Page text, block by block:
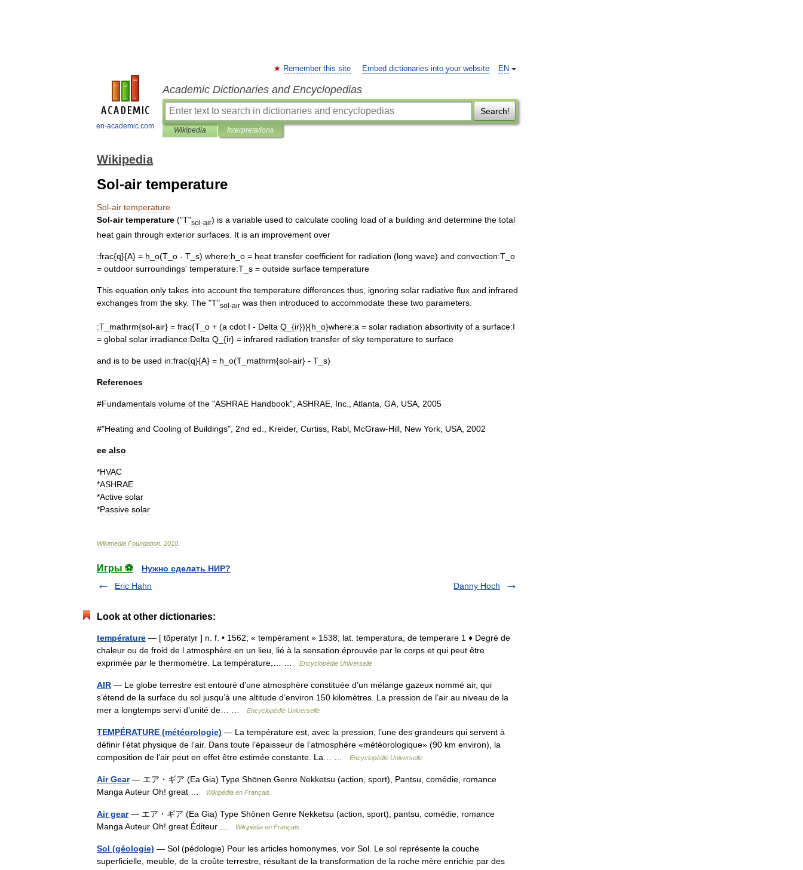
en-academic.com
EN
Remember this site Embed dictionaries into your website
Academic Dictionaries and Encyclopedias
Search!
Wikipedia Interpretations
Wikipedia
Sol-air temperature
Sol-air temperature
Sol-air temperature ("T"sol-air) is a variable used to calculate cooling load of a building and determine the total
heat gain through exterior surfaces It is an improvement over
:frac{q}{A} = h o(T o - T s) where:h o = heat transfer coefficient for radiation (long wave) and convection:T o
= outdoor surroundings' temperature:T s = outside surface temperature
This equation only takes into account the temperature differences thus ignoring solar radiative flux and infrared
exchanges from the sky. The "T"sol-air was then introduced to accommodate these two parameters
:T mathrm{sol-air} = frac{T o + (a cdot I - Delta Q _{ir})}{h o}where:a = solar radiation absortivity of a surface:I
= global solar irradiance:Delta Q _{ir} = infrared radiation transfer of sky temperature to surface
and is to be used in:frac{q}{A} = h o(T mathrm{sol-air} - T s)
References
#Fundamentals volume of the "ASHRAE Handbook", ASHRAE Inc Atlanta GA USA 2005
#"Heating and Cooling of Buildings", 2nd ed Kreider, Curtiss Rabl McGraw-Hill New York USA 2002
ee also
*HVAC
*ASHRAE
*Active solar
*Passive solar
Wikimedia Foundation 2010
Игры ⚽
Нужно сделать НИР?
Eric Hahn
Danny Hoch
Look at other dictionaries:
température — [ tɑ̃peratyr ] n. f. • 1562; « tempérament » 1538; lat. temperatura, de temperare 1 ♦ Degré de
chaleur ou de froid de l atmosphère en un lieu, lié à la sensation éprouvée par le corps et qui peut être
exprimée par le thermomètre. La température,… …
Encyclopédie Universelle
AIR — Le globe terrestre est entouré d’une atmosphère constituée d’un mélange gazeux nommé air, qui
s’étend de la surface du sol jusqu’à une altitude d’environ 150 kilomètres. La pression de l’air au niveau de la
mer a longtemps servi d’unité de… …
Encyclopédie Universelle
TEMPÉRATURE (météorologie) — La température est, avec la pression, l’une des grandeurs qui servent à
définir l’état physique de l’air. Dans toute l’épaisseur de l’atmosphère «météorologique» (90 km environ), la
composition de l’air peut en effet être estimée constante. La… …
Encyclopédie Universelle
Air Gear— エア・ギア (Ea Gia) Type Shōnen Genre Nekketsu (action, sport), Pantsu, comédie, romance
Manga Auteur Oh! great …
Wikipédia en Français
Air gear— エア・ギア (Ea Gia) Type Shōnen Genre Nekketsu (action, sport), pantsu, comédie, romance
Manga Auteur Oh! great Éditeur …
Wikipédia en Français
Sol (géologie) — Sol (pédologie) Pour les articles homonymes, voir Sol. Le sol représente la couche
superficielle, meuble, de la croûte terrestre, résultant de la transformation de la roche mère enrichie par des